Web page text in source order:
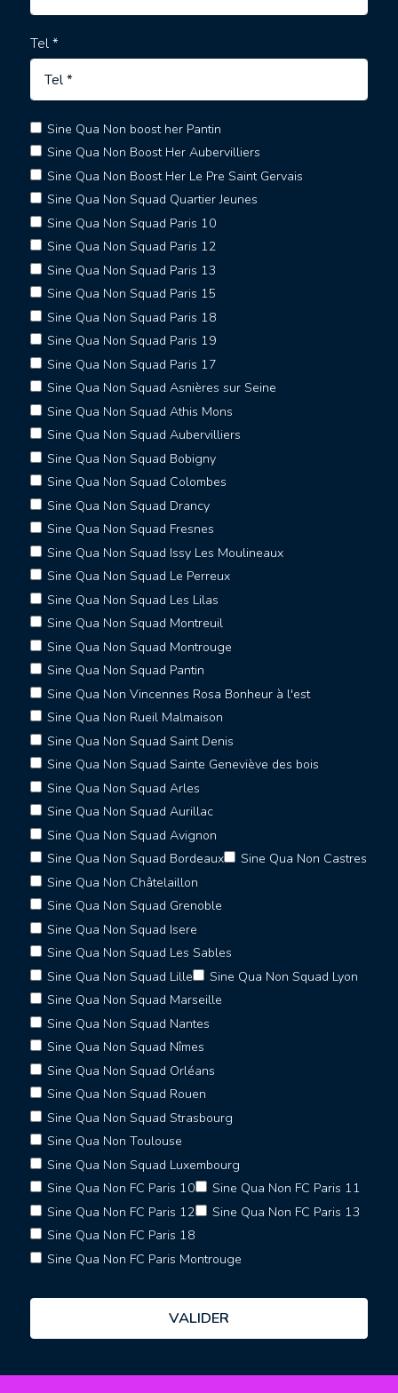
Tel *
Sine Qua Non boost her Pantin
Sine Qua Non Boost Her Aubervilliers
Sine Qua Non Boost Her Le Pre Saint Gervais
Sine Qua Non Squad Quartier Jeunes
Sine Qua Non Squad Paris 10
Sine Qua Non Squad Paris 12
Sine Qua Non Squad Paris 13
Sine Qua Non Squad Paris 15
Sine Qua Non Squad Paris 18
Sine Qua Non Squad Paris 19
Sine Qua Non Squad Paris 17
Sine Qua Non Squad Asnières sur Seine
Sine Qua Non Squad Athis Mons
Sine Qua Non Squad Aubervilliers
Sine Qua Non Squad Bobigny
Sine Qua Non Squad Colombes
Sine Qua Non Squad Drancy
Sine Qua Non Squad Fresnes
Sine Qua Non Squad Issy Les Moulineaux
Sine Qua Non Squad Le Perreux
Sine Qua Non Squad Les Lilas
Sine Qua Non Squad Montreuil
Sine Qua Non Squad Montrouge
Sine Qua Non Squad Pantin
Sine Qua Non Vincennes Rosa Bonheur à l'est
Sine Qua Non Rueil Malmaison
Sine Qua Non Squad Saint Denis
Sine Qua Non Squad Sainte Geneviève des bois
Sine Qua Non Squad Arles
Sine Qua Non Squad Aurillac
Sine Qua Non Squad Avignon
Sine Qua Non Squad Bordeaux
Sine Qua Non Castres
Sine Qua Non Châtelaillon
Sine Qua Non Squad Grenoble
Sine Qua Non Squad Isere
Sine Qua Non Squad Les Sables
Sine Qua Non Squad Lille
Sine Qua Non Squad Lyon
Sine Qua Non Squad Marseille
Sine Qua Non Squad Nantes
Sine Qua Non Squad Nîmes
Sine Qua Non Squad Orléans
Sine Qua Non Squad Rouen
Sine Qua Non Squad Strasbourg
Sine Qua Non Toulouse
Sine Qua Non Squad Luxembourg
Sine Qua Non FC Paris 10
Sine Qua Non FC Paris 11
Sine Qua Non FC Paris 12
Sine Qua Non FC Paris 13
Sine Qua Non FC Paris 18
Sine Qua Non FC Paris Montrouge